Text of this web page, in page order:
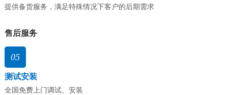
提供备货服务，满足特殊情况下客户的后期需求
售后服务
05
测试安装
全国免费上门调试、安装